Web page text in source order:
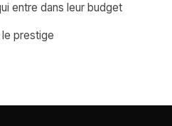
entre dans leur budget
prestige